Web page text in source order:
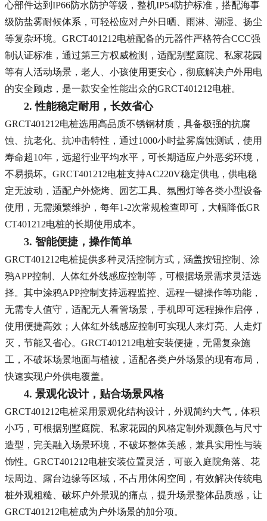
心部件达到IP66防水防护等级，整机IP54防护标准，搭配海事
级防盐雾耐候体系，可轻松应对户外日晒、雨淋、潮湿、扬尘
等复杂环境。GRCT401212电桩配备的元器件严格符合CCC强
制认证标准，通过第三方权威检测，适配别墅庭院、私家花园
等有人活动场景，老人、小孩使用更安心，彻底解决户外用电
的安全顾虑，是一款安全性能出众的GRCT401212电桩。
2. 性能稳定耐用，长效省心
GRCT401212电桩选用高品质不锈钢材质，具备极强的抗腐
蚀、抗老化、抗冲击特性，通过1000小时盐雾腐蚀测试，使用
寿命超10年，远超行业平均水平，可长期适应户外恶劣环境，
不易损坏。GRCT401212电桩支持AC220V稳定供电，供电稳
定无波动，适配户外烧烤、园艺工具、氛围灯等各类小型设备
使用，无需频繁维护，每年1-2次常规检查即可，大幅降低GR
CT401212电桩的长期使用成本。
3. 智能便捷，操作简单
GRCT401212电桩提供多种灵活控制方式，涵盖按钮控制、涂
鸦APP控制、人体红外线感应控制等，可根据场景需求灵活选
择。其中涂鸦APP控制支持远程监控、远程一键操作等功能，
无需专人值守，适配无人看管场景，手机即可远程操作启停，
使用便捷高效；人体红外线感应控制可实现人来灯亮、人走灯
灭，节能又省心。GRCT401212电桩安装便捷，无需复杂施
工，不破坏场景地面与植被，适配各类户外场景的现有布局，
快速实现户外供电覆盖。
4. 景观化设计，贴合场景风格
GRCT401212电桩采用景观化结构设计，外观简约大气，体积
小巧，可根据别墅庭院、私家花园的风格定制外观颜色与尺寸
造型，完美融入场景环境，不破坏整体美感，兼具实用性与装
饰性。GRCT401212电桩安装位置灵活，可嵌入庭院角落、花
坛周边、露台边缘等区域，不占用休闲空间，有效解决传统电
桩外观粗糙、破坏户外景观的痛点，提升场景整体品质感，让
GRCT401212电桩成为户外场景的加分项。